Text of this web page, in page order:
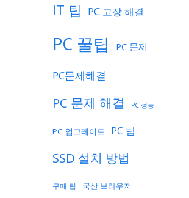
IT 팁 PC 고장 해결
PC 꿀팁 PC 문제
PC문제해결
PC 문제 해결 PC 성능
PC 업그레이드 PC 팁
SSD 설치 방법
구매 팁 국산 브라우저